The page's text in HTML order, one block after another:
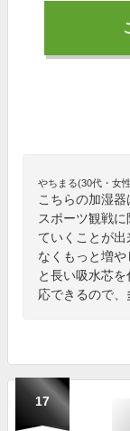
やちまる(30代・女
こちらの加湿器
スポーツ観戦
ていくことが
なくもっと増
と長い吸水芯
応できるので、
17